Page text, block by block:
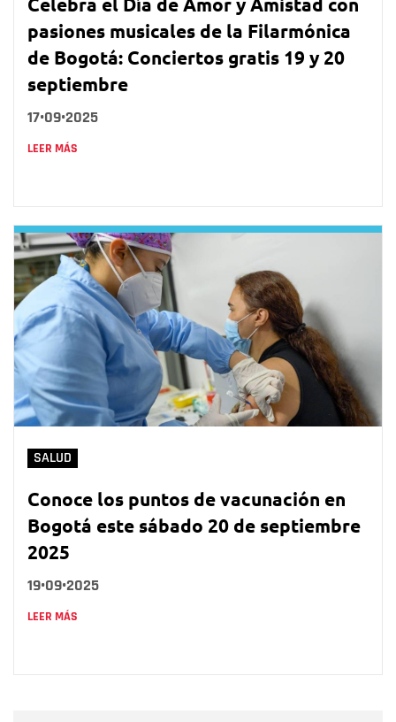
pasiones musicales de la Filarmónica
de Bogotá: Conciertos gratis 19 y 20
septiembre
17•09•2025
LEER MÁS
SALUD
Conoce los puntos de vacunación en
Bogotá este sábado 20 de septiembre
2025
19•09•2025
LEER MÁS